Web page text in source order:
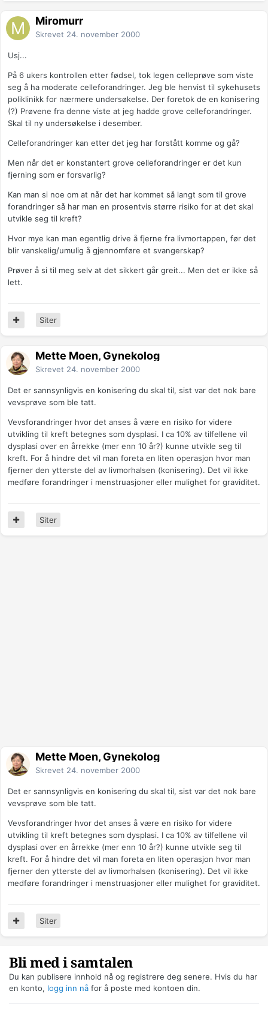
Miromurr
Skrevet 24. november 2000
Usj...
På 6 ukers kontrollen etter fødsel, tok legen celleprøve som viste
seg å ha moderate celleforandringer. Jeg ble henvist til sykehusets
poliklinikk for nærmere undersøkelse. Der foretok de en konisering
(?) Prøvene fra denne viste at jeg hadde grove celleforandringer.
Skal til ny undersøkelse i desember.
Celleforandringer kan etter det jeg har forstått komme og gå?
Men når det er konstantert grove celleforandringer er det kun
fjerning som er forsvarlig?
Kan man si noe om at når det har kommet så langt som til grove
forandringer så har man en prosentvis større risiko for at det skal
utvikle seg til kreft?
Hvor mye kan man egentlig drive å fjerne fra livmortappen, før det
blir vanskelig/umulig å gjennomføre et svangerskap?
Prøver å si til meg selv at det sikkert går greit... Men det er ikke så
lett.
Siter
Mette Moen, Gynekolog
Skrevet 24. november 2000
Det er sannsynligvis en konisering du skal til, sist var det nok bare
vevsprøve som ble tatt.
Vevsforandringer hvor det anses å være en risiko for videre
utvikling til kreft betegnes som dysplasi. I ca 10% av tilfellene vil
dysplasi over en årrekke (mer enn 10 år?) kunne utvikle seg til
kreft. For å hindre det vil man foreta en liten operasjon hvor man
fjerner den ytterste del av livmorhalsen (konisering). Det vil ikke
medføre forandringer i menstruasjoner eller mulighet for graviditet.
Siter
Mette Moen, Gynekolog
Skrevet 24. november 2000
Det er sannsynligvis en konisering du skal til, sist var det nok bare
vevsprøve som ble tatt.
Vevsforandringer hvor det anses å være en risiko for videre
utvikling til kreft betegnes som dysplasi. I ca 10% av tilfellene vil
dysplasi over en årrekke (mer enn 10 år?) kunne utvikle seg til
kreft. For å hindre det vil man foreta en liten operasjon hvor man
fjerner den ytterste del av livmorhalsen (konisering). Det vil ikke
medføre forandringer i menstruasjoner eller mulighet for graviditet.
Siter
Bli med i samtalen
Du kan publisere innhold nå og registrere deg senere. Hvis du har
en konto, logg inn nå for å poste med kontoen din.